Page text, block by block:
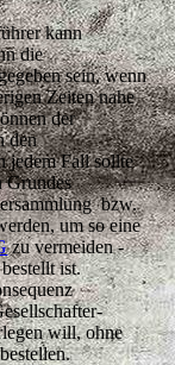
kann
die
sein, wenn
Zeiten nahe
der
den
jedem Fall sollte
Grundes
bzw.
um so eine
zu vermeiden -
ist.
will, ohne